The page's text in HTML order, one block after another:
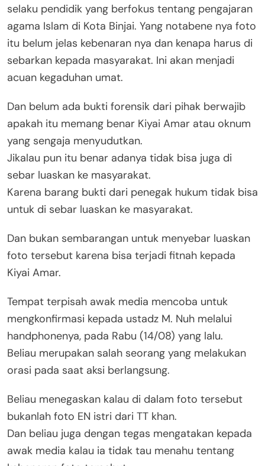
selaku pendidik yang berfokus tentang pengajaran
agama Islam di Kota Binjai. Yang notabene nya foto
itu belum jelas kebenaran nya dan kenapa harus di
sebarkan kepada masyarakat. Ini akan menjadi
acuan kegaduhan umat.
Dan belum ada bukti forensik dari pihak berwajib
apakah itu memang benar Kiyai Amar atau oknum
yang sengaja menyudutkan.
Jikalau pun itu benar adanya tidak bisa juga di
sebar luaskan ke masyarakat.
Karena barang bukti dari penegak hukum tidak bisa
untuk di sebar luaskan ke masyarakat.
Dan bukan sembarangan untuk menyebar luaskan
foto tersebut karena bisa terjadi fitnah kepada
Kiyai Amar.
Tempat terpisah awak media mencoba untuk
mengkonfirmasi kepada ustadz M. Nuh melalui
handphonenya, pada Rabu (14/08) yang lalu.
Beliau merupakan salah seorang yang melakukan
orasi pada saat aksi berlangsung.
Beliau menegaskan kalau di dalam foto tersebut
bukanlah foto EN istri dari TT khan.
Dan beliau juga dengan tegas mengatakan kepada
awak media kalau ia tidak tau menahu tentang